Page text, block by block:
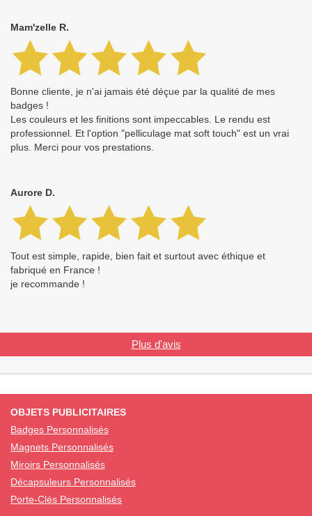
Mam'zelle R.
Bonne cliente, je n'ai jamais été déçue par la qualité de mes
badges !
Les couleurs et les finitions sont impeccables. Le rendu est
professionnel. Et l'option "pelliculage mat soft touch" est un vrai
plus. Merci pour vos prestations.
Aurore D.
Tout est simple, rapide, bien fait et surtout avec éthique et
fabriqué en France !
je recommande !
Plus d'avis
OBJETS PUBLICITAIRES
Badges Personnalisés
Magnets Personnalisés
Miroirs Personnalisés
Décapsuleurs Personnalisés
Porte-Clés Personnalisés